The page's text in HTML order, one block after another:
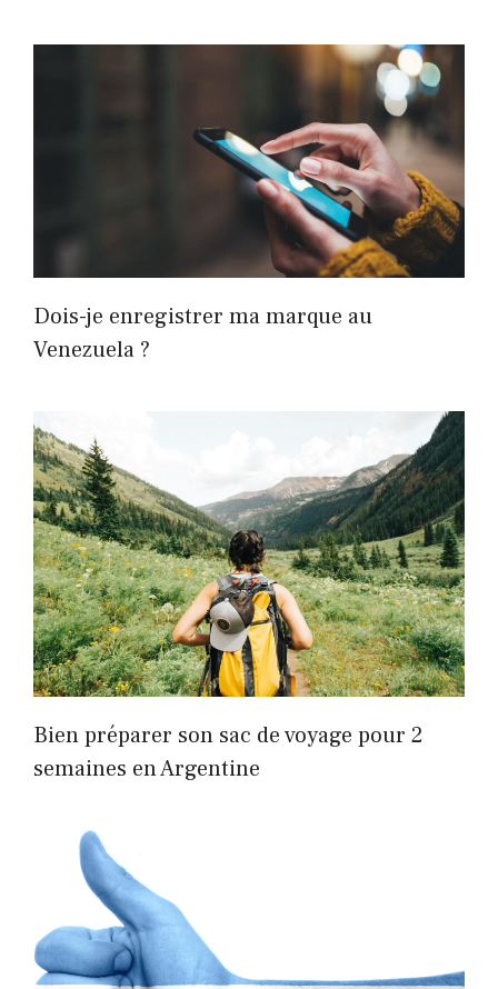
Dois-je enregistrer ma marque au
Venezuela ?
Bien préparer son sac de voyage pour 2
semaines en Argentine